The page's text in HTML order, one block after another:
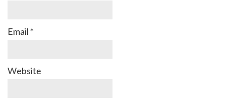
Email *
Website